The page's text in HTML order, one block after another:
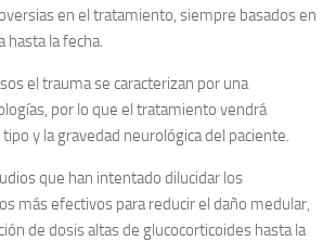
en el tratamiento, siempre basados en
hasta la fecha.
el trauma se caracterizan por una
por lo que el tratamiento vendrá
y la gravedad neurológica del paciente.
que han intentado dilucidar los
más efectivos para reducir el daño medular,
de dosis altas de glucocorticoides hasta la